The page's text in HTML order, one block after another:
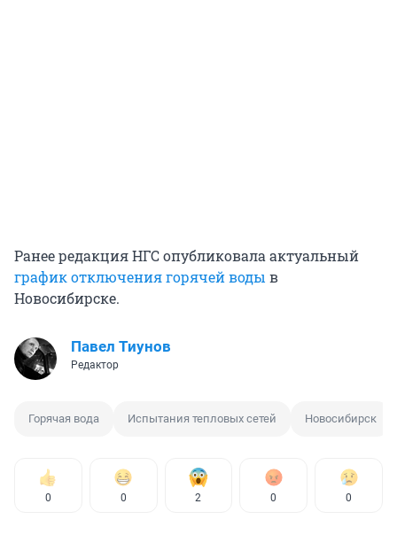
Ранее редакция НГС опубликовала актуальный
график отключения горячей воды в
Новосибирске.
Павел Тиунов
Редактор
Горячая вода Испытания тепловых сетей Новосибирск
0 0 2 0 0